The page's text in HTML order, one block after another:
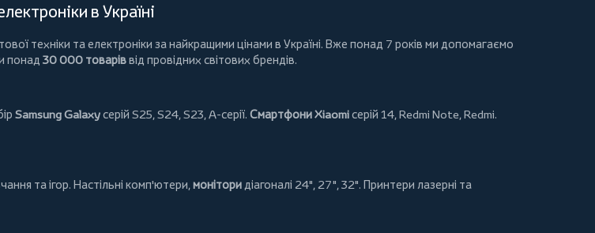
в Україні
техніки та електроніки за найкращими цінами в Україні. Вже понад 7 років ми допомагаємо
понад 30 000 товаріввід провідних світових брендів.
Samsung Galaxyсерій S25, S24, S23, A-серії. Смартфони Xiaomiсерій 14, Redmi Note, Redmi.
та ігор. Настільні комп'ютери,моніторидіагоналі 24", 27", 32". Принтери лазерні та